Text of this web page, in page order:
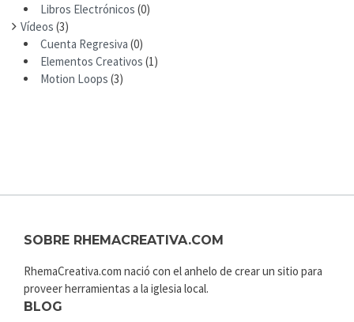
Libros Electrónicos (0)
Vídeos (3)
Cuenta Regresiva (0)
Elementos Creativos (1)
Motion Loops (3)
SOBRE RHEMACREATIVA.COM
RhemaCreativa.com nació con el anhelo de crear un sitio para
proveer herramientas a la iglesia local.
BLOG